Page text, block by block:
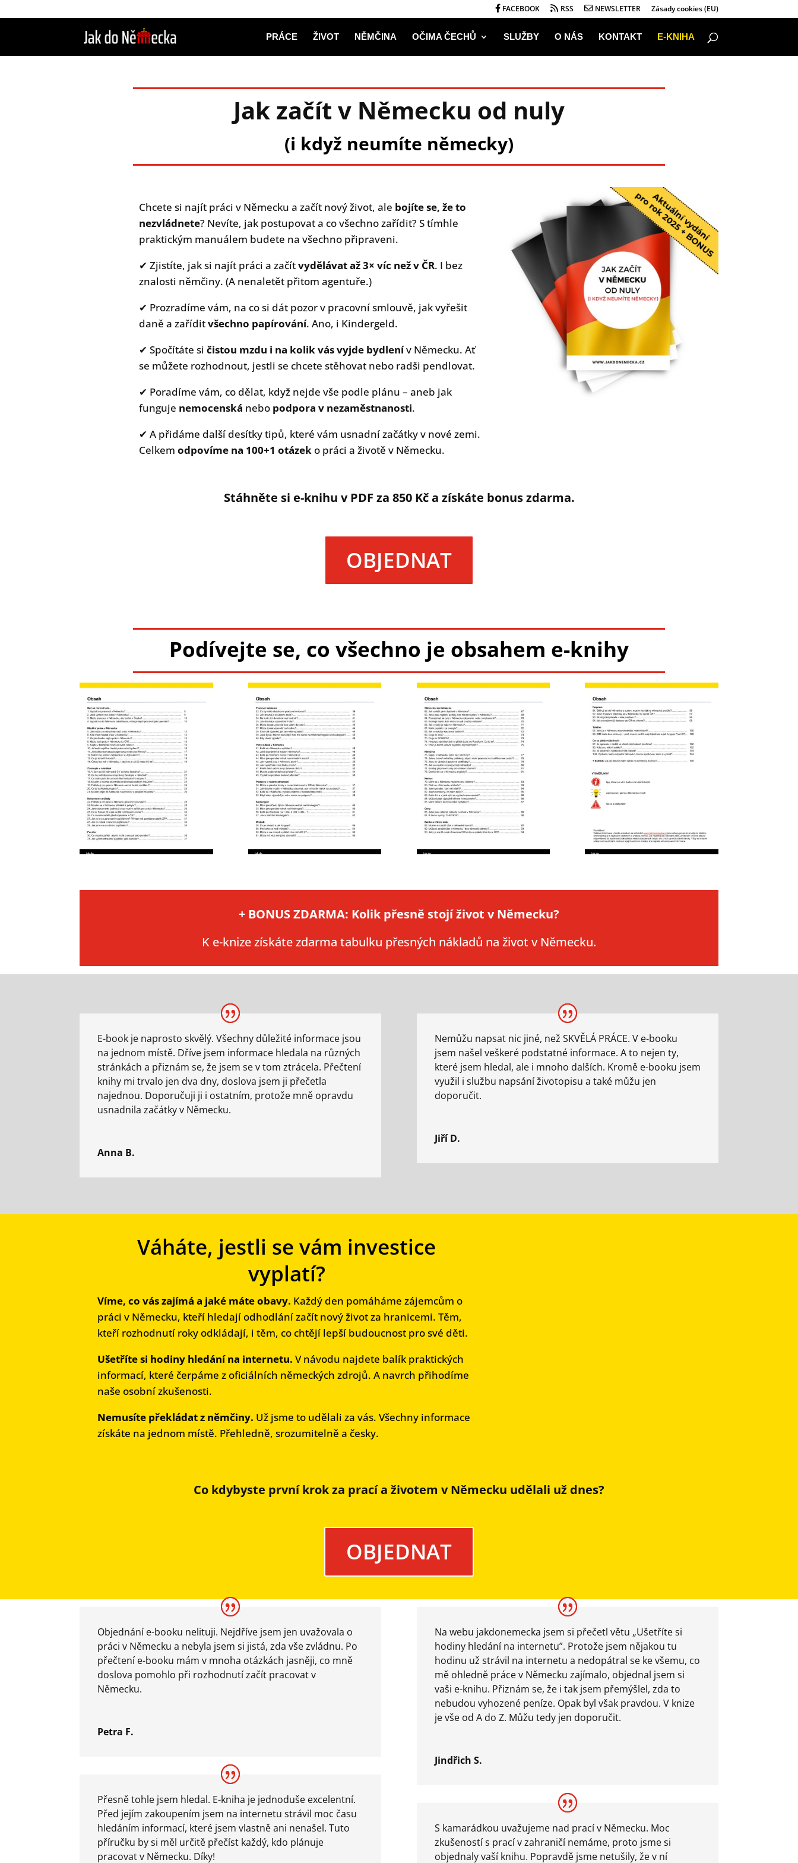
FACEBOOK RSS NEWSLETTER Zásady cookies (EU)
PRÁCE ŽIVOT NĚMČINA OČIMA ČECHŮ SLUŽBY O NÁS KONTAKT E-KNIHA
Jak začít v Německu od nuly
(i když neumíte německy)
Chcete si najít práci v Německu a začít nový život, ale bojíte se, že to
nezvládnete? Nevíte, jak postupovat a co všechno zařídit? S tímhle
praktickým manuálem budete na všechno připraveni.
✔ Zjistíte, jak si najít práci a začítvydělávat až 3× víc než v ČR. I bez
znalosti němčiny. (A nenaletět přitom agentuře.)
✔ Prozradíme vám, na co si dát pozor v pracovní smlouvě, jak vyřešit
daně a zaříditvšechno papírování. Ano, i Kindergeld.
✔ Spočítáte sičistou mzdu i na kolik vás vyjde bydlenív Německu. Ať
se můžete rozhodnout, jestli se chcete stěhovat nebo radši pendlovat.
✔ Poradíme vám, co dělat, když nejde vše podle plánu – aneb jak
funguje nemocenská nebo podpora v nezaměstnanosti.
✔ A přidáme další desítky tipů, které vám usnadní začátky v nové zemi.
Celkemodpovíme na 100+1 otázek o práci a životě v Německu.
Stáhněte si e-knihu v PDF za 850 Kč a získáte bonus zdarma.
OBJEDNAT
Podívejte se, co všechno je obsahem e-knihy
+ BONUS ZDARMA: Kolik přesně stojí život v Německu?
K e-knize získáte zdarma tabulku přesných nákladů na život v Německu.
E-book je naprosto skvělý. Všechny důležité informace jsou
na jednom místě. Dříve jsem informace hledala na různých
stránkách a přiznám se, že jsem se v tom ztrácela. Přečtení
knihy mi trvalo jen dva dny, doslova jsem ji přečetla
najednou. Doporučuji ji i ostatním, protože mně opravdu
usnadnila začátky v Německu.
Anna B.
Nemůžu napsat nic jiné, než SKVĚLÁ PRÁCE. V e-booku
jsem našel veškeré podstatné informace. A to nejen ty,
které jsem hledal, ale i mnoho dalších. Kromě e-booku jsem
využil i službu napsání životopisu a také můžu jen
doporučit.
Jiří D.
Váháte, jestli se vám investice
vyplatí?
Víme, co vás zajímá a jaké máte obavy. Každý den pomáháme zájemcům o
práci v Německu, kteří hledají odhodlání začít nový život za hranicemi. Těm,
kteří rozhodnutí roky odkládají, i těm, co chtějí lepší budoucnost pro své děti.
Ušetříte si hodiny hledání na internetu. V návodu najdete balík praktických
informací, které čerpáme z oficiálních německých zdrojů. A navrch přihodíme
naše osobní zkušenosti.
Nemusíte překládat z němčiny. Už jsme to udělali za vás. Všechny informace
získáte na jednom místě. Přehledně, srozumitelně a česky.
Co kdybyste první krok za prací a životem v Německu udělali už dnes?
OBJEDNAT
Objednání e-booku nelituji. Nejdříve jsem jen uvažovala o
práci v Německu a nebyla jsem si jistá, zda vše zvládnu. Po
přečtení e-booku mám v mnoha otázkách jasněji, co mně
doslova pomohlo při rozhodnutí začít pracovat v
Německu.
Petra F.
Přesně tohle jsem hledal. E-kniha je jednoduše excelentní.
Před jejím zakoupením jsem na internetu strávil moc času
hledáním informací, které jsem vlastně ani nenašel. Tuto
příručku by si měl určitě přečíst každý, kdo plánuje
pracovat v Německu. Díky!
Na webu jakdonemecka jsem si přečetl větu „Ušetříte si
hodiny hledání na internetu”. Protože jsem nějakou tu
hodinu už strávil na internetu a nedopátral se ke všemu, co
mě ohledně práce v Německu zajímalo, objednal jsem si
vaši e-knihu. Přiznám se, že i tak jsem přemýšlel, zda to
nebudou vyhozené peníze. Opak byl však pravdou. V knize
je vše od A do Z. Můžu tedy jen doporučit.
Jindřich S.
S kamarádkou uvažujeme nad prací v Německu. Moc
zkušeností s prací v zahraničí nemáme, proto jsme si
objednaly vaší knihu. Popravdě jsme netušily, že v ní